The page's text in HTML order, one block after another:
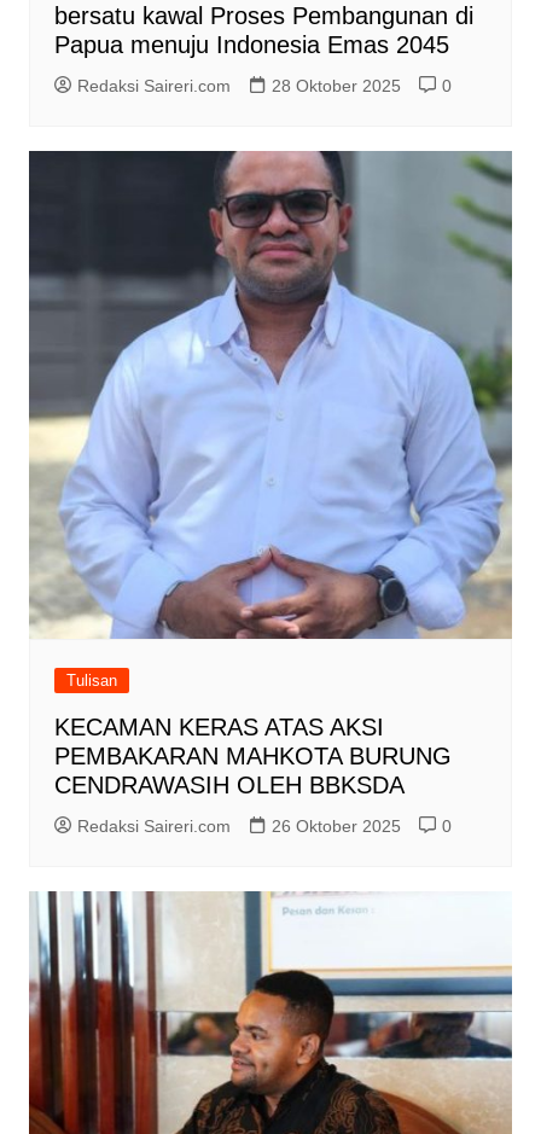
bersatu kawal Proses Pembangunan di
Papua menuju Indonesia Emas 2045
Redaksi Saireri.com 28 Oktober 2025 0
Tulisan
KECAMAN KERAS ATAS AKSI
PEMBAKARAN MAHKOTA BURUNG
CENDRAWASIH OLEH BBKSDA
Redaksi Saireri.com 26 Oktober 2025 0